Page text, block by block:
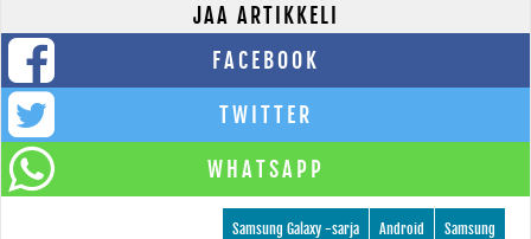
JAA ARTIKKELI
FACEBOOK
TWITTER
WHATSAPP
Samsung
Android
Samsung Galaxy -sarja